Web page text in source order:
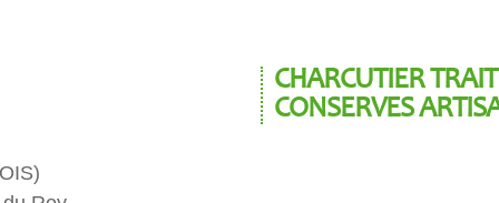
CHARCUTIER
CONSERVES